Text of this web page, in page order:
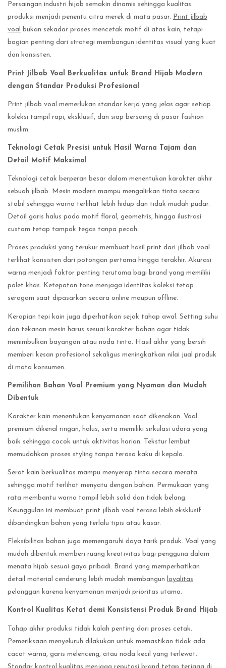
Persaingan industri hijab semakin dinamis sehingga kualitas
produksi menjadi penentu citra merek di mata pasar. Print jilbab
voal bukan sekadar proses mencetak motif di atas kain, tetapi
bagian penting dari strategi membangun identitas visual yang kuat
dan konsisten.
Print Jilbab Voal Berkualitas untuk Brand Hijab Modern
dengan Standar Produksi Profesional
Print jilbab voal memerlukan standar kerja yang jelas agar setiap
koleksi tampil rapi, eksklusif, dan siap bersaing di pasar fashion
muslim.
Teknologi Cetak Presisi untuk Hasil Warna Tajam dan
Detail Motif Maksimal
Teknologi cetak berperan besar dalam menentukan karakter akhir
sebuah jilbab. Mesin modern mampu mengalirkan tinta secara
stabil sehingga warna terlihat lebih hidup dan tidak mudah pudar.
Detail garis halus pada motif floral, geometris, hingga ilustrasi
custom tetap tampak tegas tanpa pecah.
Proses produksi yang terukur membuat hasil print dari jilbab voal
terlihat konsisten dari potongan pertama hingga terakhir. Akurasi
warna menjadi faktor penting terutama bagi brand yang memiliki
palet khas. Ketepatan tone menjaga identitas koleksi tetap
seragam saat dipasarkan secara online maupun offline.
Kerapian tepi kain juga diperhatikan sejak tahap awal. Setting suhu
dan tekanan mesin harus sesuai karakter bahan agar tidak
menimbulkan bayangan atau noda tinta. Hasil akhir yang bersih
memberi kesan profesional sekaligus meningkatkan nilai jual produk
di mata konsumen.
Pemilihan Bahan Voal Premium yang Nyaman dan Mudah
Dibentuk
Karakter kain menentukan kenyamanan saat dikenakan. Voal
premium dikenal ringan, halus, serta memiliki sirkulasi udara yang
baik sehingga cocok untuk aktivitas harian. Tekstur lembut
memudahkan proses styling tanpa terasa kaku di kepala.
Serat kain berkualitas mampu menyerap tinta secara merata
sehingga motif terlihat menyatu dengan bahan. Permukaan yang
rata membantu warna tampil lebih solid dan tidak belang.
Keunggulan ini membuat print jilbab voal terasa lebih eksklusif
dibandingkan bahan yang terlalu tipis atau kasar.
Fleksibilitas bahan juga memengaruhi daya tarik produk. Voal yang
mudah dibentuk memberi ruang kreativitas bagi pengguna dalam
menata hijab sesuai gaya pribadi. Brand yang memperhatikan
detail material cenderung lebih mudah membangun loyalitas
pelanggan karena kenyamanan menjadi prioritas utama.
Kontrol Kualitas Ketat demi Konsistensi Produk Brand Hijab
Tahap akhir produksi tidak kalah penting dari proses cetak.
Pemeriksaan menyeluruh dilakukan untuk memastikan tidak ada
cacat warna, garis melenceng, atau noda kecil yang terlewat.